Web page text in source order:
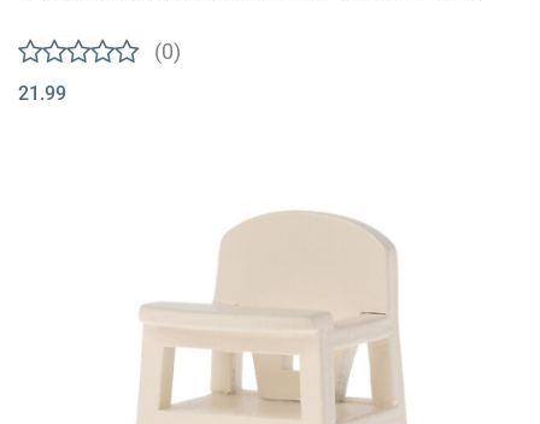
(0)
21.99